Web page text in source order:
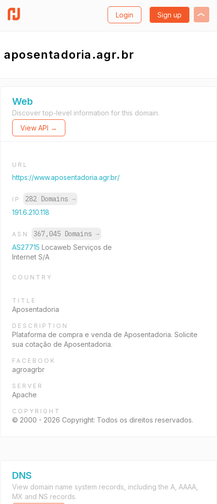
Login Sign up
aposentadoria.agr.br
Web
Discover top-level information for this domain.
View API →
URL
https://www.aposentadoria.agr.br/
IP 282 Domains →
191.6.210.118
ASN 367,045 Domains →
AS27715 Locaweb Serviços de
Internet S/A
COUNTRY
TITLE
Aposentadoria
DESCRIPTION
Plataforma de compra e venda de Aposentadoria. Solicite
sua cotação de Aposentadoria.
FACEBOOK
agroagrbr
SERVER
Apache
COPYRIGHT
© 2000 - 2026 Copyright: Todos os direitos reservados.
DNS
View domain name system records, including the A, AAAA,
MX and NS records.